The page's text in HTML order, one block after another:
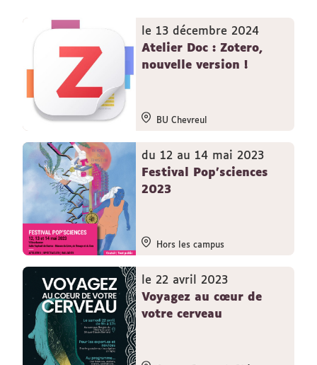
le 13 décembre 2024
Atelier Doc : Zotero,
nouvelle version !
BU Chevreul
du 12 au 14 mai 2023
Festival Pop'sciences
2023
Hors les campus
le 22 avril 2023
Voyagez au cœur de
votre cerveau